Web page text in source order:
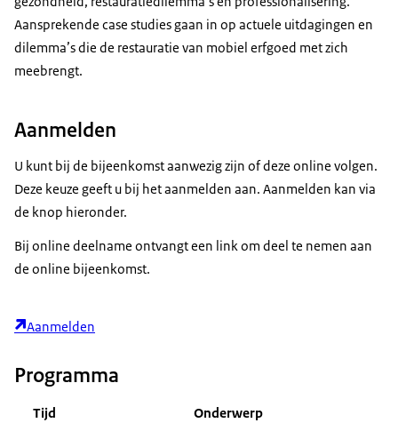
Aansprekende case studies gaan in op actuele uitdagingen en
dilemma’s die de restauratie van mobiel erfgoed met zich
meebrengt.
Aanmelden
U kunt bij de bijeenkomst aanwezig zijn of deze online volgen.
Deze keuze geeft u bij het aanmelden aan. Aanmelden kan via
de knop hieronder.
Bij online deelname ontvangt een link om deel te nemen aan
de online bijeenkomst.
Aanmelden
Programma
Tijd
Onderwerp